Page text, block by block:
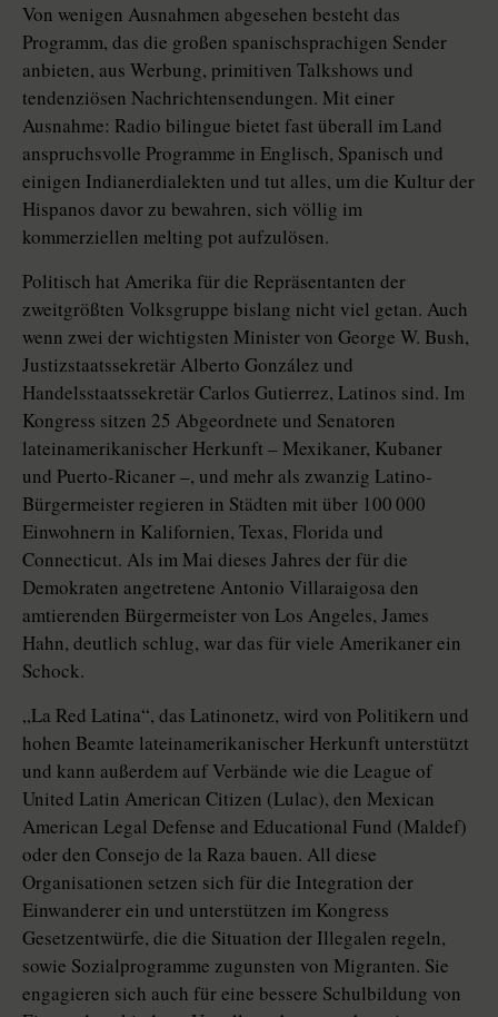
Von wenigen Ausnahmen abgesehen besteht das
Programm, das die großen spanischsprachigen Sender
anbieten, aus Werbung, primitiven Talkshows und
tendenziösen Nachrichtensendungen. Mit einer
Ausnahme: Radio bilingue bietet fast überall im Land
anspruchsvolle Programme in Englisch, Spanisch und
einigen Indianerdialekten und tut alles, um die Kultur der
Hispanos davor zu bewahren, sich völlig im
kommerziellen melting pot aufzulösen.
Politisch hat Amerika für die Repräsentanten der
zweitgrößten Volksgruppe bislang nicht viel getan. Auch
wenn zwei der wichtigsten Minister von George W. Bush,
Justizstaatssekretär Alberto González und
Handelsstaatssekretär Carlos Gutierrez, Latinos sind. Im
Kongress sitzen 25 Abgeordnete und Senatoren
lateinamerikanischer Herkunft – Mexikaner, Kubaner
und Puerto-Ricaner –, und mehr als zwanzig Latino-
Bürgermeister regieren in Städten mit über 100 000
Einwohnern in Kalifornien, Texas, Florida und
Connecticut. Als im Mai dieses Jahres der für die
Demokraten angetretene Antonio Villaraigosa den
amtierenden Bürgermeister von Los Angeles, James
Hahn, deutlich schlug, war das für viele Amerikaner ein
Schock.
„La Red Latina“, das Latinonetz, wird von Politikern und
hohen Beamte lateinamerikanischer Herkunft unterstützt
und kann außerdem auf Verbände wie die League of
United Latin American Citizen (Lulac), den Mexican
American Legal Defense and Educational Fund (Maldef)
oder den Consejo de la Raza bauen. All diese
Organisationen setzen sich für die Integration der
Einwanderer ein und unterstützen im Kongress
Gesetzentwürfe, die die Situation der Illegalen regeln,
sowie Sozialprogramme zugunsten von Migranten. Sie
engagieren sich auch für eine bessere Schulbildung von